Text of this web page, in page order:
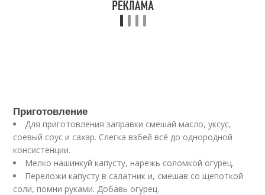
Приготовление
Для приготовления заправки смешай масло, уксус,
соевый соус и сахар. Слегка взбей всё до однородной
консистенции.
Мелко нашинкуй капусту, нарежь соломкой огурец.
Переложи капусту в салатник и, смешав со щепоткой
соли, помни руками. Добавь огурец.